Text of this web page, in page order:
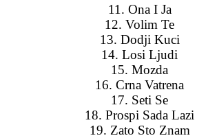
11. Ona I Ja
12. Volim Te
13. Dodji Kuci
14. Losi Ljudi
15. Mozda
16. Crna Vatrena
17. Seti Se
18. Prospi Sada Lazi
19. Zato Sto Znam